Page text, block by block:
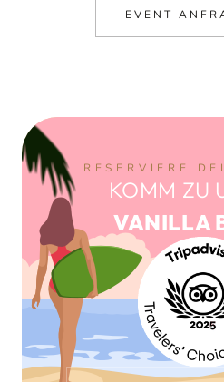
EVENT
RESERVIERE
KOMM ZU
VANILLA